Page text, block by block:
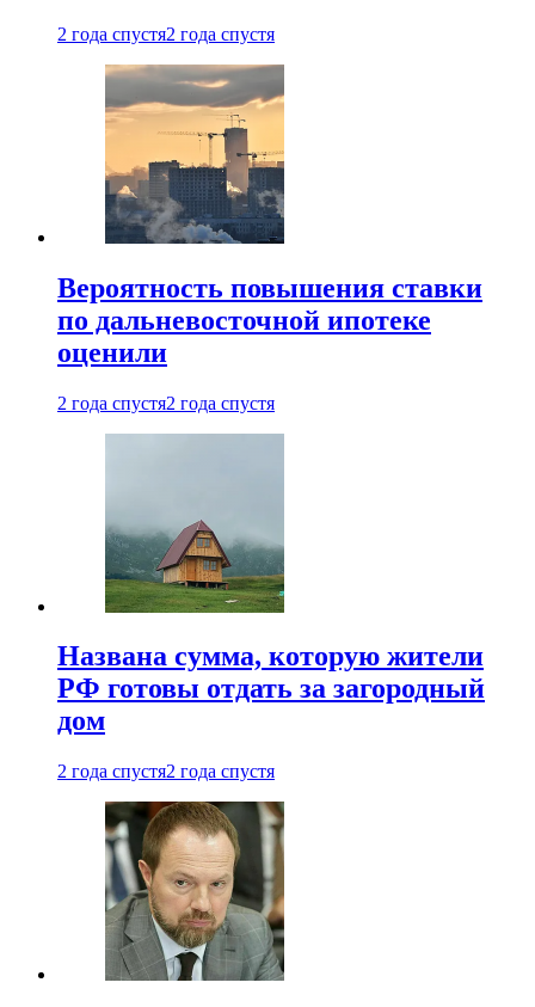
2 года спустя2 года спустя
Вероятность повышения ставки
по дальневосточной ипотеке
оценили
2 года спустя2 года спустя
Названа сумма, которую жители
РФ готовы отдать за загородный
дом
2 года спустя2 года спустя